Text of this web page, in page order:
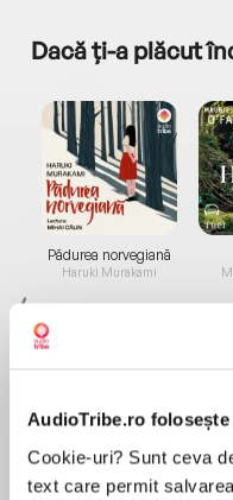
AudioTribe.ro
Cookie-uri? Sunt ceva
text care permit
Dacă ți-a plăcut
Pădurea norvegiană
Haruki Murakami
de...
Dani Francis